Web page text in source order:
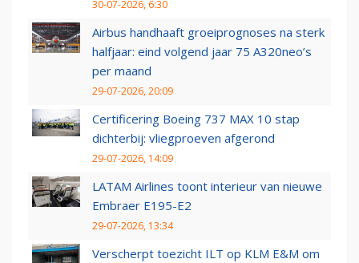
30-07-2026, 6:30
Airbus handhaaft groeiprognoses na sterk
halfjaar: eind volgend jaar 75 A320neo’s
per maand
29-07-2026, 20:09
Certificering Boeing 737 MAX 10 stap
dichterbij: vliegproeven afgerond
29-07-2026, 14:09
LATAM Airlines toont interieur van nieuwe
Embraer E195-E2
29-07-2026, 13:34
Verscherpt toezicht ILT op KLM E&M om